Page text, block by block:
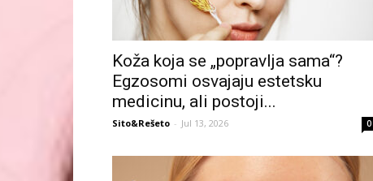
Koža koja se „popravlja sama“?
Egzosomi osvajaju estetsku
medicinu, ali postoji...
Sito&Rešeto - Jul 13, 2026 0